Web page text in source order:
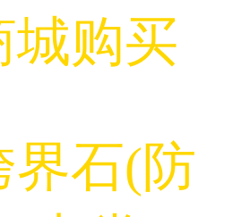
城购买
界石(防